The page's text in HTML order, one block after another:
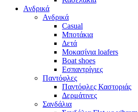
Ανδρικά
Ανδρικά
Casual
Μποτάκια
Δετά
Μοκασίνια loafers
Boat shoes
Εσπαντρίγιες
Παντόφλες
Παντόφλες Καστοριάς
Δερμάτινες
Σανδάλια